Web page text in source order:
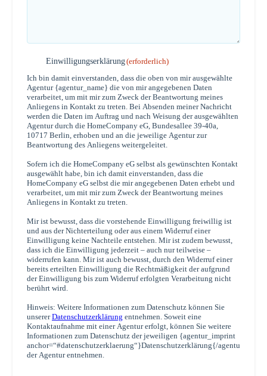
Einwilligung
Einwilligungserklärung(erforderlich)
Ich bin damit einverstanden, dass die oben von mir ausgewählte
Agentur {agentur_name} die von mir angegebenen Daten
verarbeitet, um mit mir zum Zweck der Beantwortung meines
Anliegens in Kontakt zu treten. Bei Absenden meiner Nachricht
werden die Daten im Auftrag und nach Weisung der ausgewählten
Agentur durch die HomeCompany eG, Bundesallee 39-40a,
10717 Berlin, erhoben und an die jeweilige Agentur zur
Beantwortung des Anliegens weitergeleitet.
Sofern ich die HomeCompany eG selbst als gewünschten Kontakt
ausgewählt habe, bin ich damit einverstanden, dass die
HomeCompany eG selbst die mir angegebenen Daten erhebt und
verarbeitet, um mit mir zum Zweck der Beantwortung meines
Anliegens in Kontakt zu treten.
Mir ist bewusst, dass die vorstehende Einwilligung freiwillig ist
und aus der Nichterteilung oder aus einem Widerruf einer
Einwilligung keine Nachteile entstehen. Mir ist zudem bewusst,
dass ich die Einwilligung jederzeit – auch nur teilweise –
widerrufen kann. Mir ist auch bewusst, durch den Widerruf einer
bereits erteilten Einwilligung die Rechtmäßigkeit der aufgrund
der Einwilligung bis zum Widerruf erfolgten Verarbeitung nicht
berührt wird.
Hinweis: Weitere Informationen zum Datenschutz können Sie
unsererDatenschutzerklärung entnehmen. Soweit eine
Kontaktaufnahme mit einer Agentur erfolgt, können Sie weitere
Informationen zum Datenschutz der jeweiligen {agentur_imprint
anchor=“#datenschutzerklaerung“}Datenschutzerklärung{/
der Agentur entnehmen.